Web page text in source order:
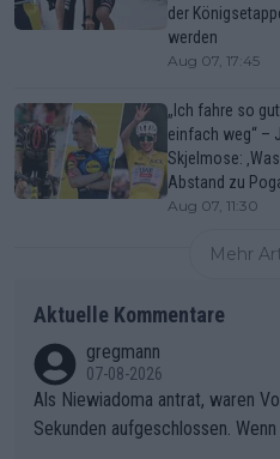
der
werden
Aug 07, 17:45
„Ich fahre so
einfach weg“ –
Skjelmose:
Abstand zu
Aug 07, 11:30
Mehr
Aktuelle Kommentare
gregmann
07-08-2026
Als Niewiadoma antrat, waren
Sekunden aufgeschlossen.